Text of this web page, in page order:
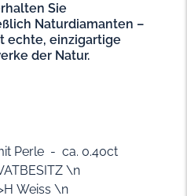
Sie
Naturdiamanten –
echte, einzigartige
der Natur.
Perle - ca. 0.40ct
\n
Weiss \n